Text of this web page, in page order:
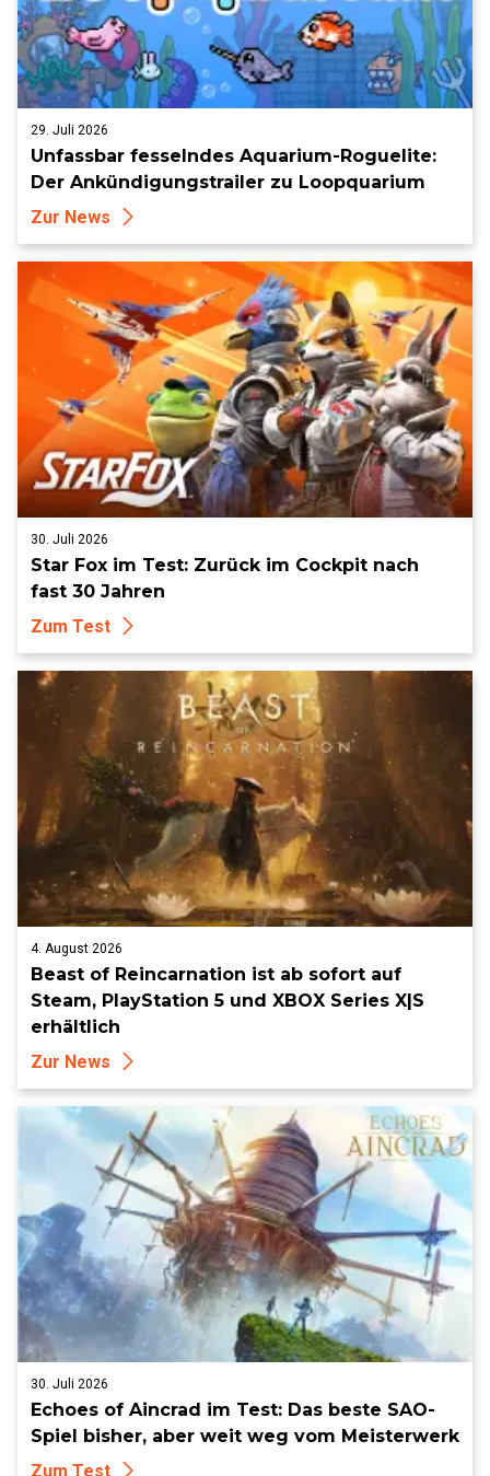
29. Juli 2026
Unfassbar fesselndes Aquarium-Roguelite:
Der Ankündigungstrailer zu Loopquarium
Zur News
30. Juli 2026
Star Fox im Test: Zurück im Cockpit nach
fast 30 Jahren
Zum Test
4. August 2026
Beast of Reincarnation ist ab sofort auf
Steam, PlayStation 5 und XBOX Series X|S
erhältlich
Zur News
30. Juli 2026
Echoes of Aincrad im Test: Das beste SAO-
Spiel bisher, aber weit weg vom Meisterwerk
Zum Test